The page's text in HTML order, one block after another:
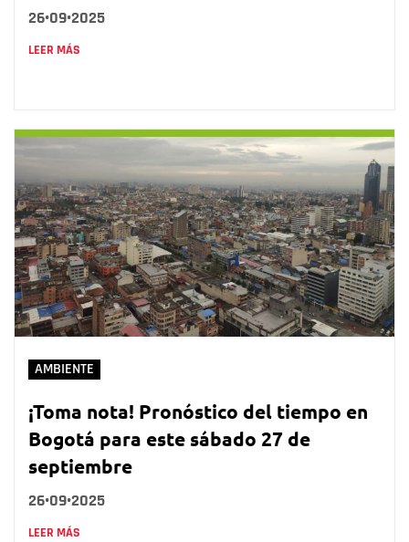
26•09•2025
LEER MÁS
AMBIENTE
¡Toma nota! Pronóstico del tiempo en
Bogotá para este sábado 27 de
septiembre
26•09•2025
LEER MÁS